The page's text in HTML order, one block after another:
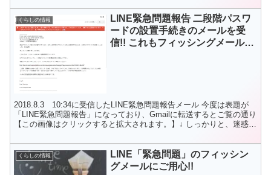
くらしの情報
LINE緊急問題報告 二段階パスワ
ードの設置手続きのメールを受
信!! これもフィッシングメールな
2018.8.3 10:34に受信したLINE緊急問題報告メール 今度は表題が
「LINE緊急問題報告」になっており、Gmailに転送するとご覧の通り
【この画像はクリックすると拡大されます。】↓ しっかりと、迷惑メ
くらしの情報
LINE「緊急問題」のフィッシン
グメールにご用心!!